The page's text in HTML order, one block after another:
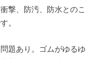
撃、防汚、防水とのこ
。
題あり。ゴムがゆるゆ